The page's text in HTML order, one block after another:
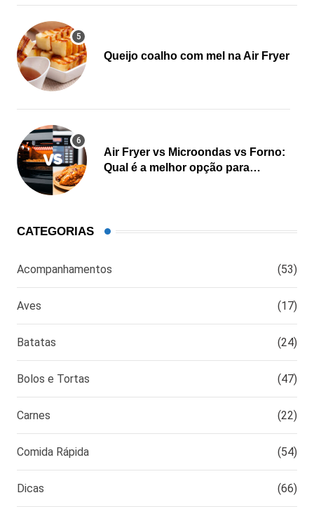
Queijo coalho com mel na Air Fryer
Air Fryer vs Microondas vs Forno:
Qual é a melhor opção para
CATEGORIAS
Acompanhamentos (53)
Aves (17)
Batatas (24)
Bolos e Tortas (47)
Carnes (22)
Comida Rápida (54)
Dicas (66)